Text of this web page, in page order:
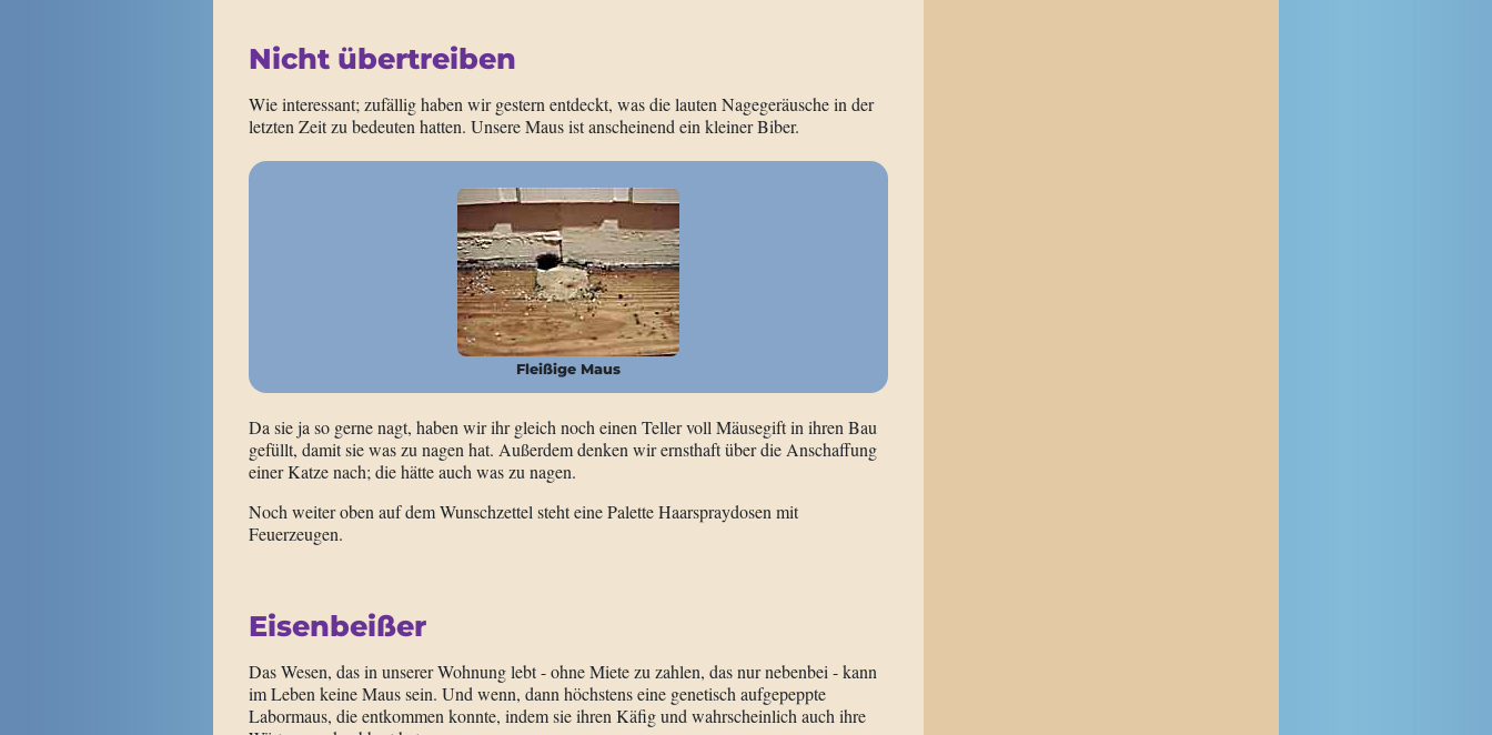
Nicht übertreiben
Wie interessant; zufällig haben wir gestern entdeckt, was die lauten Nagegeräusche in der
letzten Zeit zu bedeuten hatten. Unsere Maus ist anscheinend ein kleiner Biber.
Fleißige Maus
Da sie ja so gerne nagt, haben wir ihr gleich noch einen Teller voll Mäusegift in ihren Bau
gefüllt, damit sie was zu nagen hat. Außerdem denken wir ernsthaft über die Anschaffung
einer Katze nach; die hätte auch was zu nagen.
Noch weiter oben auf dem Wunschzettel steht eine Palette Haarspraydosen mit
Feuerzeugen.
Eisenbeißer
Das Wesen, das in unserer Wohnung lebt - ohne Miete zu zahlen, das nur nebenbei - kann
im Leben keine Maus sein. Und wenn, dann höchstens eine genetisch aufgepeppte
Labormaus, die entkommen konnte, indem sie ihren Käfig und wahrscheinlich auch ihre